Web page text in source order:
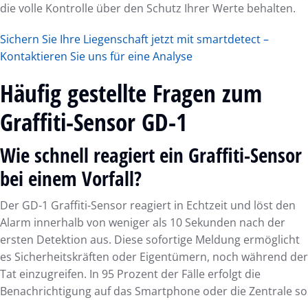
die volle Kontrolle über den Schutz Ihrer Werte behalten.
Sichern Sie Ihre Liegenschaft jetzt mit smartdetect –
Kontaktieren Sie uns für eine Analyse
Häufig gestellte Fragen zum
Graffiti-Sensor GD-1
Wie schnell reagiert ein Graffiti-Sensor
bei einem Vorfall?
Der GD-1 Graffiti-Sensor reagiert in Echtzeit und löst den
Alarm innerhalb von weniger als 10 Sekunden nach der
ersten Detektion aus. Diese sofortige Meldung ermöglicht
es Sicherheitskräften oder Eigentümern, noch während der
Tat einzugreifen. In 95 Prozent der Fälle erfolgt die
Benachrichtigung auf das Smartphone oder die Zentrale so